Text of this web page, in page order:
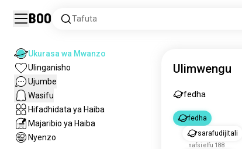
Boo Tafuta
Ukurasa wa Mwanzo
Ulinganisho
Ujumbe
Wasifu
Hifadhidata ya Haiba
Majaribio ya Haiba
Nyenzo
Ulimwengu
fedha
fedha
sarafudijitali
nafsi elfu 188